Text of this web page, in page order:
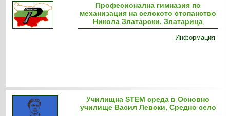
Професионална гимназия по
механизация на селското стопанство
Никола Златарски, Златарица
Информация
Училищна STEM среда в Основно
училище Васил Левски, Средно село